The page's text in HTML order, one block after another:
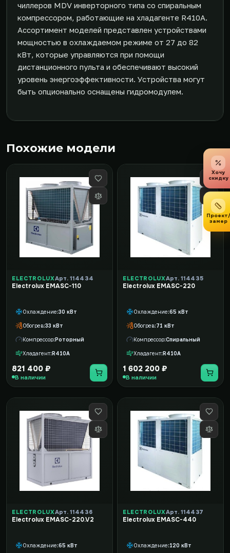
чиллеров MDV инверторного типа со спиральным
компрессором, работающие на хладагенте R410A.
Ассортимент моделей представлен устройствами
мощностью в охлаждаемом режиме от 27 до 82
кВт, которые управляются при помощи
дистанционного пульта и обеспечивают высокий
уровень энергоэффективности. Устройства могут
быть опционально оснащены гидромодулем.
Похожие модели
ELECTROLUXАрт. 114434
Electrolux EMASC-110
Охлаждение 30 кВт
Обогрев 33 кВт
Компрессор Роторный
Хладагент R410A
821 400 ₽
В наличии
ELECTROLUXАрт. 114435
Electrolux EMASC-220
Охлаждение 65 кВт
Обогрев 71 кВт
Компрессор Спиральный
Хладагент R410A
1 602 200 ₽
В наличии
ELECTROLUXАрт. 114436
Electrolux EMASC-220.V2
Охлаждение 65 кВт
ELECTROLUXАрт. 114437
Electrolux EMASC-440
Охлаждение 120 кВт
Хочу
скидку
Проект/
замер